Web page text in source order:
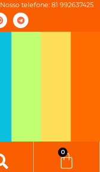
Nosso telefone: 81 992637425
0